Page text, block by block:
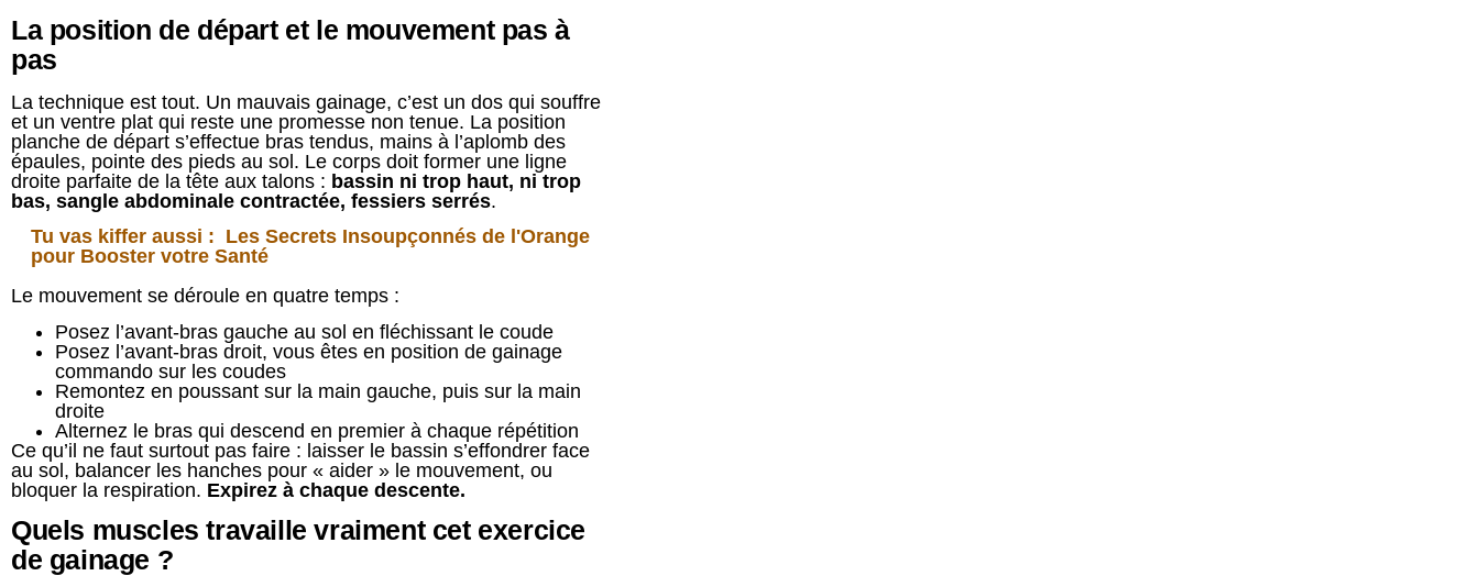
La position de départ et le mouvement pas à
pas
La technique est tout. Un mauvais gainage, c’est un dos qui souffre
et un ventre plat qui reste une promesse non tenue. La position
planche de départ s’effectue bras tendus, mains à l’aplomb des
épaules, pointe des pieds au sol. Le corps doit former une ligne
droite parfaite de la tête aux talons : bassin ni trop haut, ni trop
bas, sangle abdominale contractée, fessiers serrés.
Tu vas kiffer aussi : Les Secrets Insoupçonnés de l'Orange
pour Booster votre Santé
Le mouvement se déroule en quatre temps :
Posez l’avant-bras gauche au sol en fléchissant le coude
Posez l’avant-bras droit, vous êtes en position de gainage
commando sur les coudes
Remontez en poussant sur la main gauche, puis sur la main
droite
Alternez le bras qui descend en premier à chaque répétition
Ce qu’il ne faut surtout pas faire : laisser le bassin s’effondrer face
au sol, balancer les hanches pour « aider » le mouvement, ou
bloquer la respiration. Expirez à chaque descente.
Quels muscles travaille vraiment cet exercice
de gainage ?